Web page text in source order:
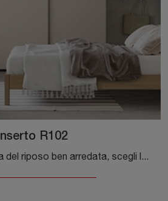
Inserto R102
Se desideri una zona del riposo ben arredata, scegli l'armadio Inserto R102 con ante scorrevoli di Colombini Casa!